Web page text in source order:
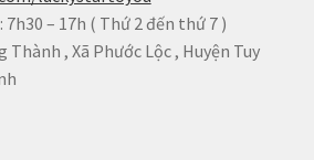
: 7h30 – 17h ( Thứ 2 đến thứ 7 )
, Xã Phước Lộc , Huyện Tuy